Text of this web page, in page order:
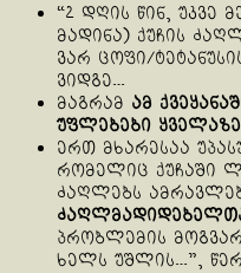
“2 დღის წინ, უკვე
მადინა) ქუჩის
ვარ ცოფი/
ვიდგე…
მაგრამ ამ
უფლებები
ერთ მხარესაა
რომელიც ქუჩაში
ძაღლებს
პრობლემის
ხელს უშლის…”,